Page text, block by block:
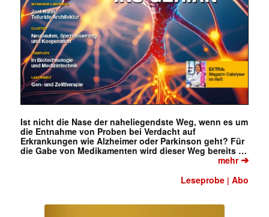
Ist nicht die Nase der naheliegendste Weg, wenn es um
die Entnahme von Proben bei Verdacht auf
Erkrankungen wie Alzheimer oder Parkinson geht? Für
die Gabe von Medikamenten wird dieser Weg bereits …
mehr➔
Leseprobe |Abo